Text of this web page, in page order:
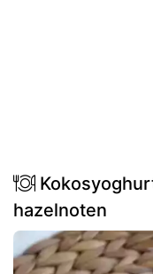
hazelnoten